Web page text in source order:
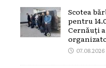
Scotea
pentru
Cernăuți
07.08.2026